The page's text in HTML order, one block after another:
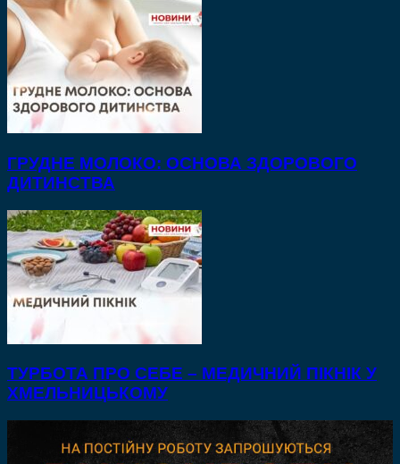
ГРУДНЕ МОЛОКО: ОСНОВА ЗДОРОВОГО
ДИТИНСТВА
ТУРБОТА ПРО СЕБЕ – МЕДИЧНИЙ ПІКНІК У
ХМЕЛЬНИЦЬКОМУ